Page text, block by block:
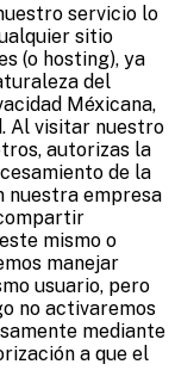
servicio lo
sitio
(o hosting), ya
del
Méxicana,
Al visitar nuestro
autorizas la
de la
nuestra empresa
mismo o
manejar
usuario, pero
no activaremos
mediante
a que el